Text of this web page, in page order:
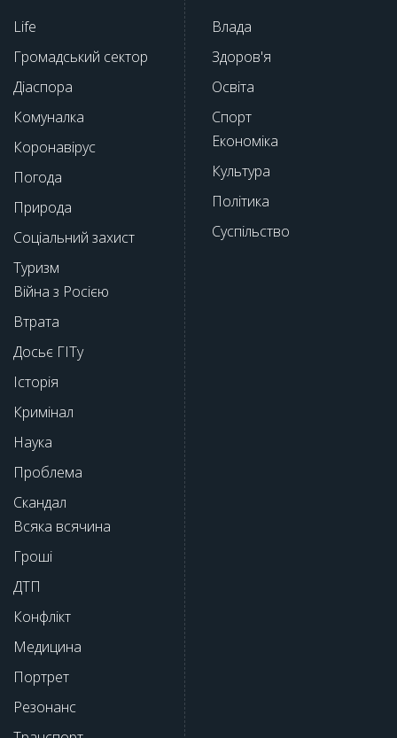
Life
Громадський сектор
Діаспора
Комуналка
Коронавірус
Погода
Природа
Соціальний захист
Туризм
Війна з Росією
Втрата
Досьє ГІТу
Історія
Кримінал
Наука
Проблема
Скандал
Всяка всячина
Гроші
ДТП
Конфлікт
Медицина
Портрет
Резонанс
Влада
Здоров'я
Освіта
Спорт
Економіка
Культура
Політика
Суспільство